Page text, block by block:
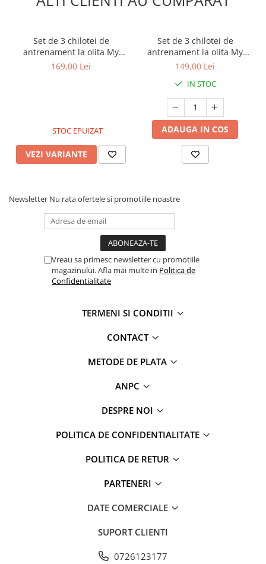
Set de 3 chilotei de
antrenament la olita My
Little Training Pants, 3-4
169,00 Lei
STOC EPUIZAT
VEZI VARIANTE
Set de 3 chilotei de
antrenament la olita My
Little Training Pants, 18-24
149,00 Lei
IN STOC
ADAUGA IN COS
Newsletter Nu rata ofertele si promotiile noastre
Vreau sa primesc newsletter cu promotiile
magazinului. Afla mai multe in Politica de
Confidentialitate
TERMENI SI CONDITII
CONTACT
METODE DE PLATA
ANPC
DESPRE NOI
POLITICA DE CONFIDENTIALITATE
POLITICA DE RETUR
PARTENERI
DATE COMERCIALE
SUPORT CLIENTI
0726123177